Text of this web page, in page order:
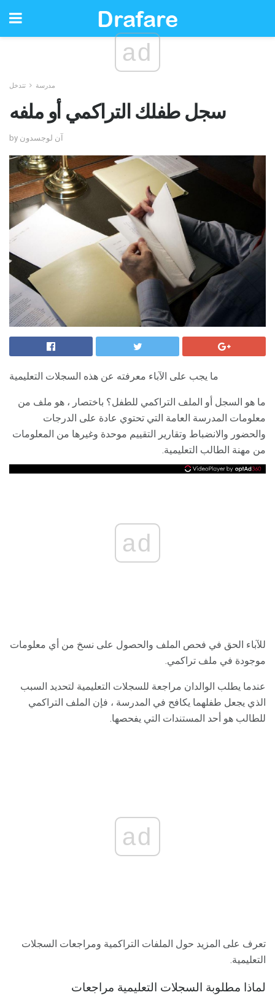
ad
مدرسة تتدخل
سجل طفلك التراكمي أو ملفه
by آن لوجسدون
ما يجب على الآباء معرفته عن هذه السجلات التعليمية
ما هو السجل أو الملف التراكمي للطفل؟ باختصار ، هو ملف من
معلومات المدرسة العامة التي تحتوي عادة على الدرجات
والحضور والانضباط وتقارير التقييم موحدة وغيرها من المعلومات
من مهنة الطالب التعليمية.
ad
للآباء الحق في فحص الملف والحصول على نسخ من أي معلومات
موجودة في ملف تراكمي.
عندما يطلب الوالدان مراجعة للسجلات التعليمية لتحديد السبب
الذي يجعل طفلهما يكافح في المدرسة ، فإن الملف التراكمي
للطالب هو أحد المستندات التي يفحصها.
ad
تعرف على المزيد حول الملفات التراكمية ومراجعات السجلات
التعليمية.
لماذا مطلوبة السجلات التعليمية مراجعات